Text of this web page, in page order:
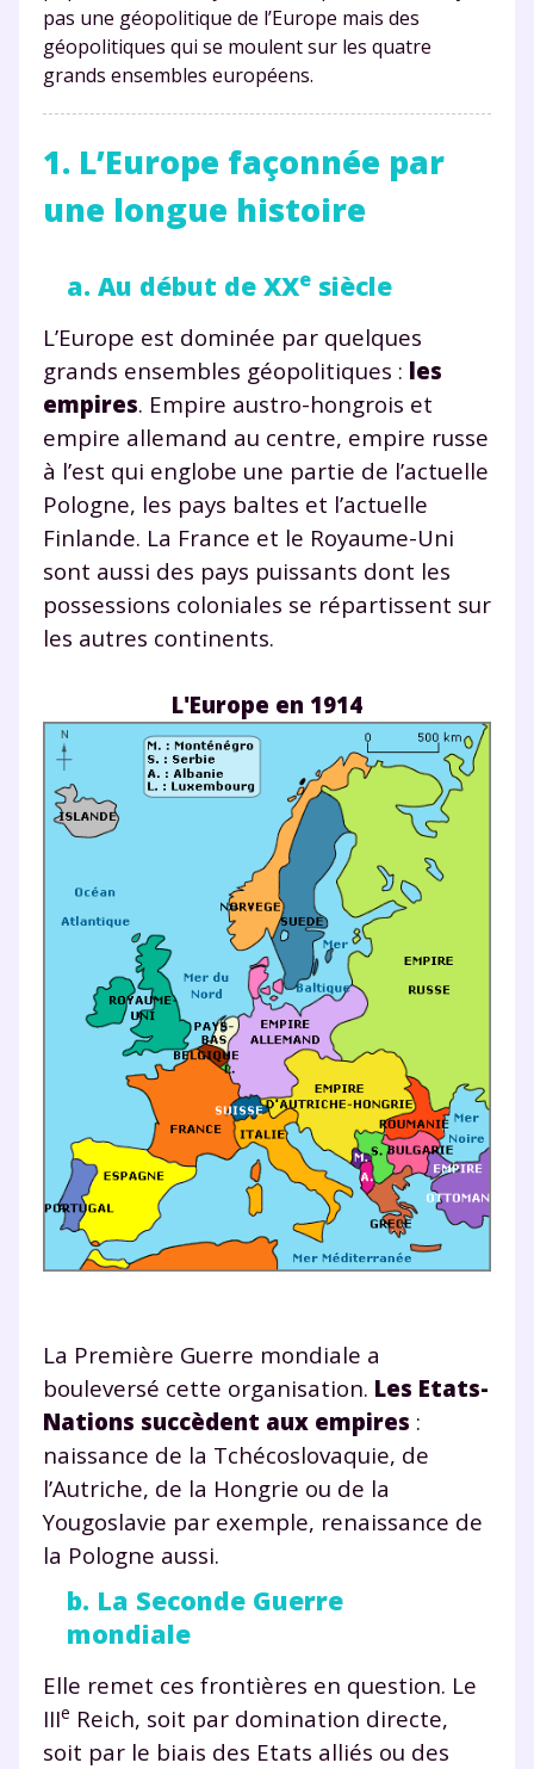
pas une géopolitique de l’Europe mais des
géopolitiques qui se moulent sur les quatre
grands ensembles européens.
1. L’Europe façonnée par
une longue histoire
a. Au début de XXe siècle
L’Europe est dominée par quelques
grands ensembles géopolitiques : les
empires. Empire austro-hongrois et
empire allemand au centre, empire russe
à l’est qui englobe une partie de l’actuelle
Pologne, les pays baltes et l’actuelle
Finlande. La France et le Royaume-Uni
sont aussi des pays puissants dont les
possessions coloniales se répartissent sur
les autres continents.
L'Europe en 1914
La Première Guerre mondiale a
bouleversé cette organisation. Les Etats-
Nations succèdent aux empires :
naissance de la Tchécoslovaquie, de
l’Autriche, de la Hongrie ou de la
Yougoslavie par exemple, renaissance de
la Pologne aussi.
b. La Seconde Guerre
mondiale
Elle remet ces frontières en question. Le
IIIe Reich, soit par domination directe,
soit par le biais des Etats alliés ou des